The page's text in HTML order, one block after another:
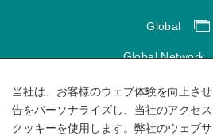
Global
Global Network
サイトのご利用に
ソーシャルメディア
当社は、お客様のウェブ体験を向上さ
告をパーソナライズし、当社のアクセ
クッキーを使用します。弊社のウェブ